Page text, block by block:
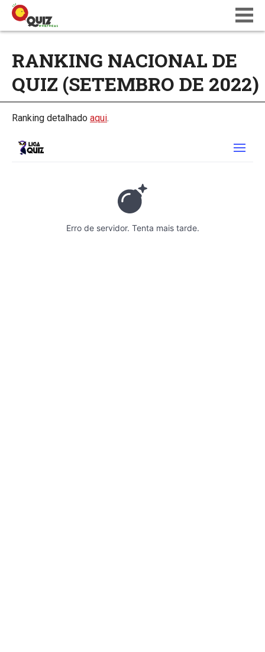
CALENDÁRIO
ONDE JOGAR
RANKING NACIONAL DE
QUIZ (SETEMBRO DE 2022)
Ranking detalhado aqui.